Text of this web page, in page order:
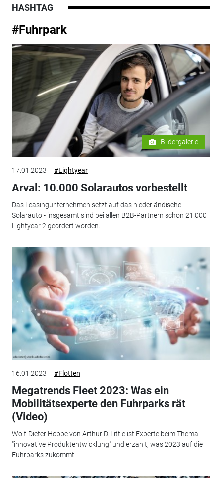
HASHTAG
#Fuhrpark
Bildergalerie
17.01.2023 #Lightyear
Arval: 10.000 Solarautos vorbestellt
Das Leasingunternehmen setzt auf das niederländische
Solarauto - insgesamt sind bei allen B2B-Partnern schon 21.000
Lightyear 2 geordert worden.
16.01.2023 #Flotten
Megatrends Fleet 2023: Was ein
Mobilitätsexperte den Fuhrparks rät
(Video)
Wolf-Dieter Hoppe von Arthur D. Little ist Experte beim Thema
"innovative Produktentwicklung" und erzählt, was 2023 auf die
Fuhrparks zukommt.